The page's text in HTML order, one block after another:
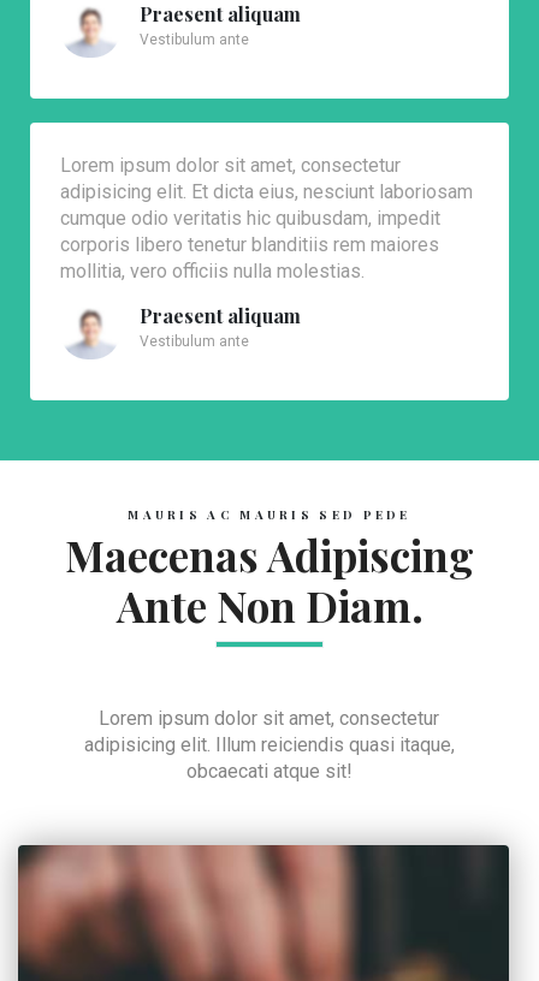
Praesent aliquam
Vestibulum ante
Lorem ipsum dolor sit amet, consectetur
adipisicing elit. Et dicta eius, nesciunt laboriosam
cumque odio veritatis hic quibusdam, impedit
corporis libero tenetur blanditiis rem maiores
mollitia, vero officiis nulla molestias.
Praesent aliquam
Vestibulum ante
MAURIS AC MAURIS SED PEDE
Maecenas Adipiscing
Ante Non Diam.
Lorem ipsum dolor sit amet, consectetur
adipisicing elit. Illum reiciendis quasi itaque,
obcaecati atque sit!